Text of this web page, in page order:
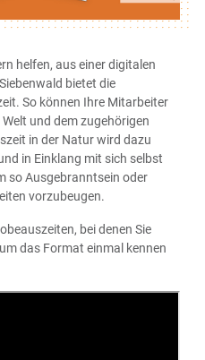
helfen, aus einer digitalen
bietet die
So können Ihre Mitarbeiter
und dem zugehörigen
in der Natur wird dazu
in Einklang mit sich selbst
so Ausgebranntsein oder
vorzubeugen.
bei denen Sie
das Format einmal kennen